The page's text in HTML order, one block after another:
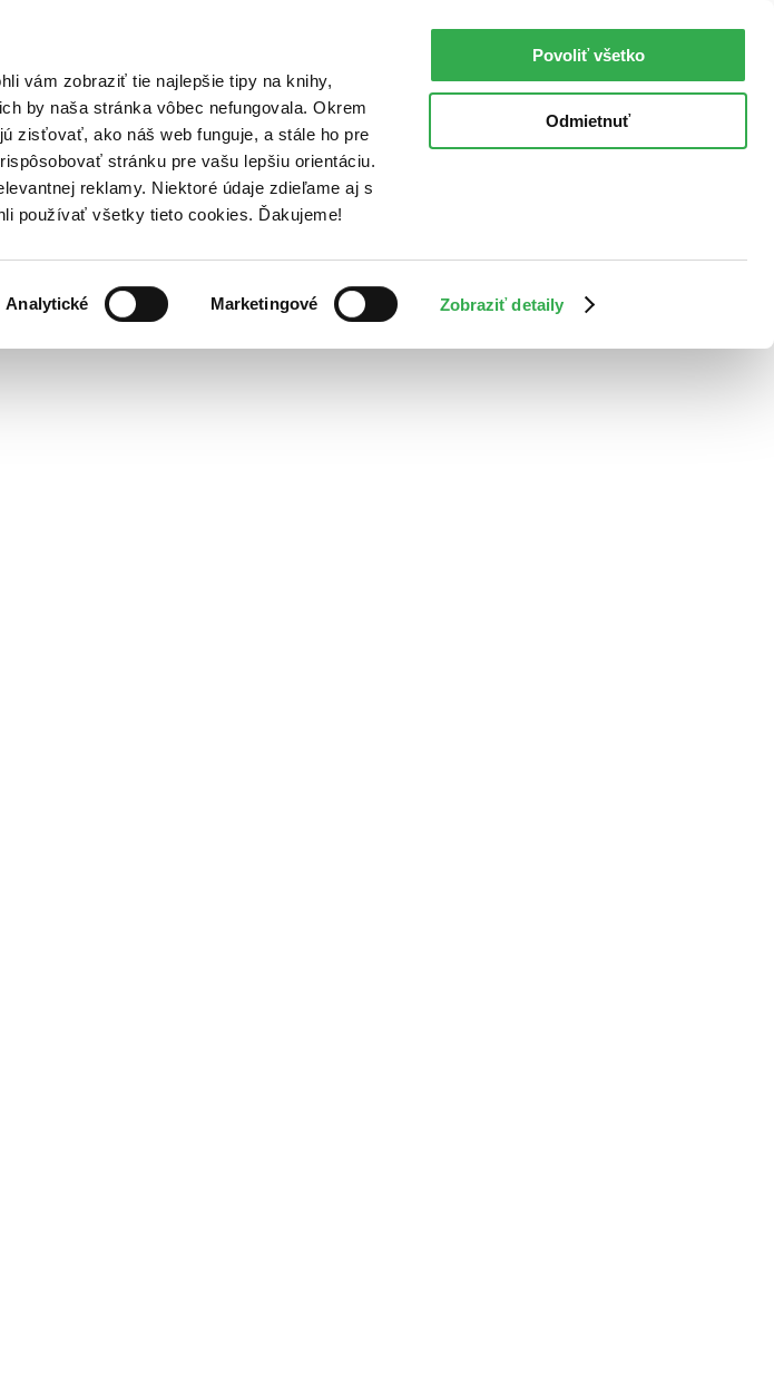
vám zobraziť tie najlepšie tipy na knihy,
by naša stránka vôbec nefungovala. Okrem
zisťovať, ako náš web funguje, a stále ho pre
stránku pre vašu lepšiu orientáciu.
reklamy. Niektoré údaje zdieľame aj s
používať všetky tieto cookies. Ďakujeme!
Analytické Marketingové Zobraziť detaily
Povoliť všetko
Odmietnuť